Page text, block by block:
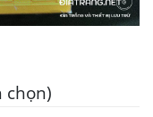
chọn)